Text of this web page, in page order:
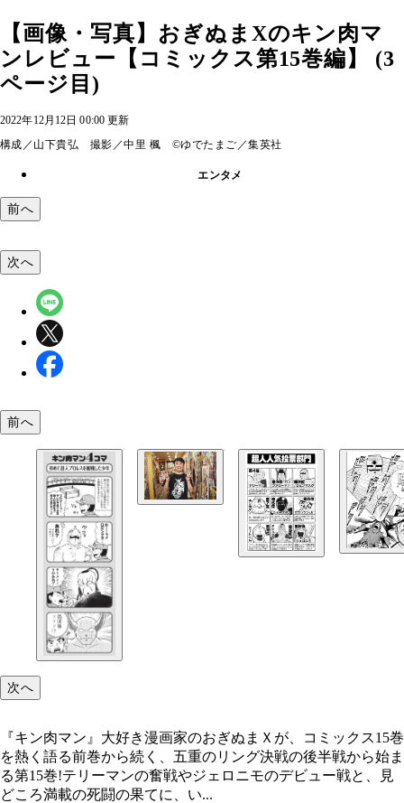
【画像・写真】おぎぬまXのキン肉マ
ンレビュー【コミックス第15巻編】 (3
ページ目)
2022年12月12日 00:00 更新
構成／山下貴弘 撮影／中里 楓 ©ゆでたまご／集英社
エンタメ
前へ
『キン肉マン』大好き漫画家のおぎぬまＸが、コ
ス15巻を熱く語る
次へ
前へ
次へ
『キン肉マン』大好き漫画家のおぎぬまＸが、コミックス15巻
を熱く語る前巻から続く、五重のリング決戦の後半戦から始ま
る第15巻!テリーマンの奮戦やジェロニモのデビュー戦と、見
どころ満載の死闘の果てに、い...